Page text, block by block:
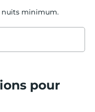
nuits minimum.
pour